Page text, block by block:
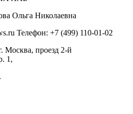
Ольга Николаевна
Телефон: +7 (499) 110-01-02
Москва, проезд 2-й
1,